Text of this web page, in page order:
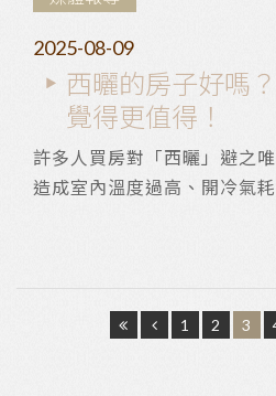
2025-08-09
西曬的房子好嗎
覺得更值得！
許多人買房對「西曬」避之
造成室內溫度過高、開冷氣
1 2 3